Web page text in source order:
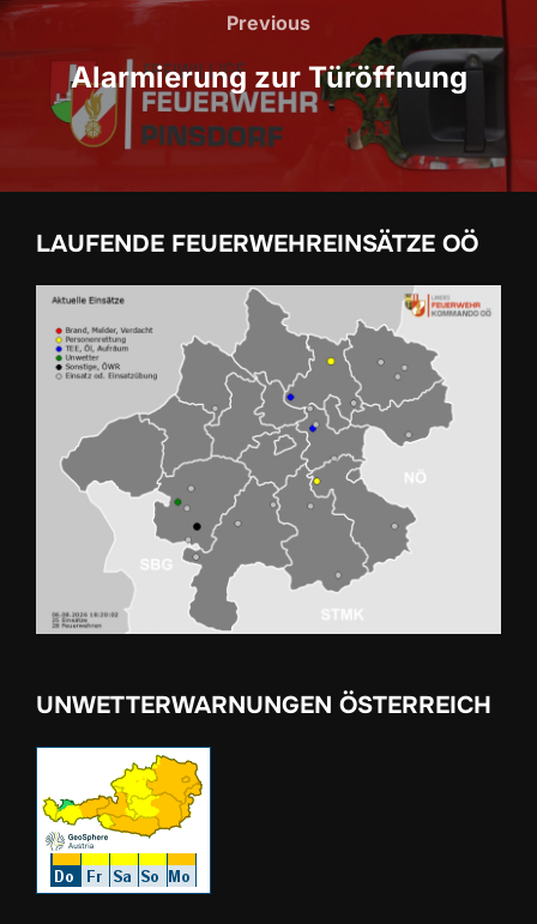
Previous
Previous
Alarmierung zur Türöffnung
LAUFENDE FEUERWEHREINSÄTZE OÖ
UNWETTERWARNUNGEN ÖSTERREICH